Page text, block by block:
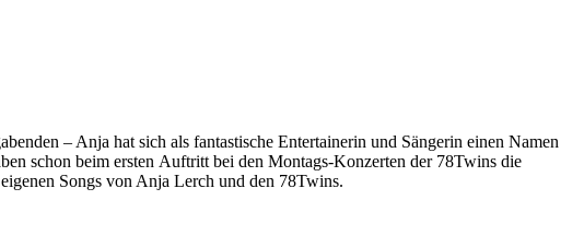
– Anja hat sich als fantastische Entertainerin und Sängerin einen Namen
schon beim ersten Auftritt bei den Montags-Konzerten der 78Twins die
Songs von Anja Lerch und den 78Twins.